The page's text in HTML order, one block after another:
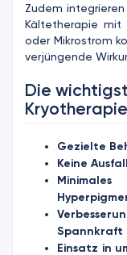
Zudem
Kältetherapie mit
oder Mikrostrom
verjüngende
Die
Gezielte
Keine
Spannkraft
Einsatz in